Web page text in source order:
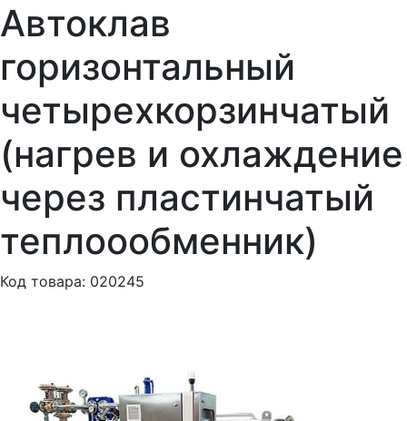
Автоклав
горизонтальный
четырехкорзинчатый
(нагрев и охлаждение
через пластинчатый
теплоообменник)
Код товара: 020245